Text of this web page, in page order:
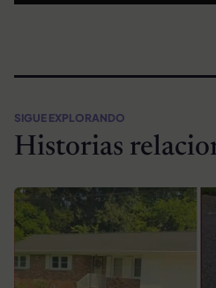
SIGUE EXPLORANDO
Historias